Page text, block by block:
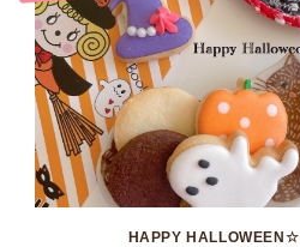
HAPPY HALLOWEEN☆